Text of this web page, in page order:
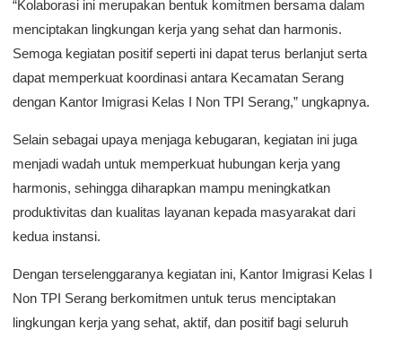
“Kolaborasi ini merupakan bentuk komitmen bersama dalam
menciptakan lingkungan kerja yang sehat dan harmonis.
Semoga kegiatan positif seperti ini dapat terus berlanjut serta
dapat memperkuat koordinasi antara Kecamatan Serang
dengan Kantor Imigrasi Kelas I Non TPI Serang,” ungkapnya.
Selain sebagai upaya menjaga kebugaran, kegiatan ini juga
menjadi wadah untuk memperkuat hubungan kerja yang
harmonis, sehingga diharapkan mampu meningkatkan
produktivitas dan kualitas layanan kepada masyarakat dari
kedua instansi.
Dengan terselenggaranya kegiatan ini, Kantor Imigrasi Kelas I
Non TPI Serang berkomitmen untuk terus menciptakan
lingkungan kerja yang sehat, aktif, dan positif bagi seluruh